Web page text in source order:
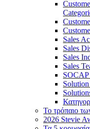
Sales
Sales
Sales
Sales
SOCAP
Το τρόπαιο
2026 Stevie